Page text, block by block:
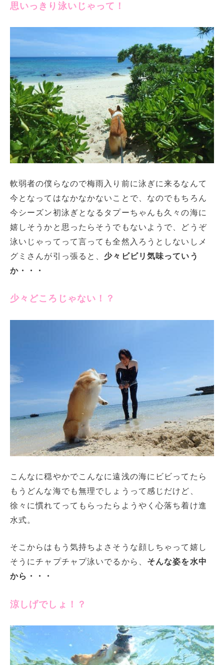
思いっきり泳いじゃって！
軟弱者の僕らなので梅雨入り前に泳ぎに来るなんて
今となってはなかなかないことで、なのでもちろん
今シーズン初泳ぎとなるタプーちゃんも久々の海に
嬉しそうかと思ったらそうでもないようで、どうぞ
泳いじゃってって言っても全然入ろうとしないしメ
グミさんが引っ張ると、 少々ビビリ気味っていう
か・・・
少々どころじゃない！？
こんなに穏やかでこんなに遠浅の海にビビってたら
もうどんな海でも無理でしょうって感じだけど、
徐々に慣れてってもらったらようやく心落ち着け進
水式。
そこからはもう気持ちよさそうな顔しちゃって嬉し
そうにチャプチャプ泳いでるから、 そんな姿を水中
から・・・
涼しげでしょ！？